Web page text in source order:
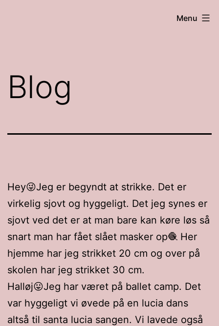
Menu
Blog
Hey😜Jeg er begyndt at strikke. Det er
virkelig sjovt og hyggeligt. Det jeg synes er
sjovt ved det er at man bare kan køre løs så
snart man har fået slået masker op🧶 Her
hjemme har jeg strikket 20 cm og over på
skolen har jeg strikket 30 cm.
Halløj😛Jeg har været på ballet camp. Det
var hyggeligt vi øvede på en lucia dans
altså til santa lucia sangen. Vi lavede også